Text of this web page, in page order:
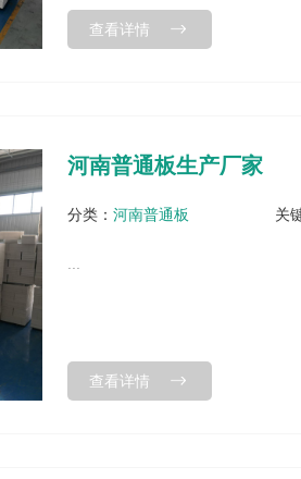
查看详情
河南普通板生产厂家
分类：河南普通板 关
...
查看详情